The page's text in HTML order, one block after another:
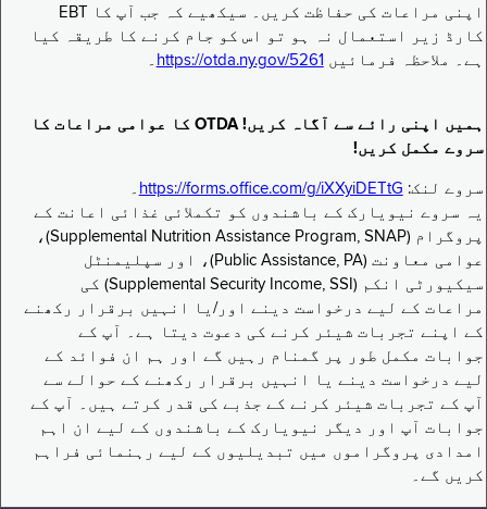
اپنی مراعات کی حفاظت کریں۔ سیکھیے کہ جب آپ کا EBT
کارڈ زیر استعمال نہ ہو تو اس کو جام کرنے کا طریقہ کیا
ہے۔ ملاحظہ فرمائیں https://otda.ny.gov/5261 ۔
ہمیں اپنی رائے سے آگاہ کریں! OTDA کا عوامی مراعات کا
سروے مکمل کریں!
سروے لنک: https://forms.office.com/g/iXXyiDETtG ۔
یہ سروے نیویارک کے باشندوں کو تکملائی غذائی اعانت کے
پروگرام (Supplemental Nutrition Assistance Program, SNAP)،
عوامی معاونت (Public Assistance, PA)، اور سپلیمنٹل
سیکیورٹی انکم (Supplemental Security Income, SSI) کی
مراعات کے لیے درخواست دینے اور/یا انہیں برقرار رکھنے
کے اپنے تجربات شیئر کرنے کی دعوت دیتا ہے۔ آپ کے
جوابات مکمل طور پر گمنام رہیں گے اور ہم ان فوائد کے
لیے درخواست دینے یا انہیں برقرار رکھنے کے حوالے سے
آپ کے تجربات شیئر کرنے کے جذبے کی قدر کرتے ہیں۔ آپ کے
جوابات آپ اور دیگر نیویارک کے باشندوں کے لیے ان اہم
امدادی پروگراموں میں تبدیلیوں کے لیے رہنمائی فراہم
کریں گے۔